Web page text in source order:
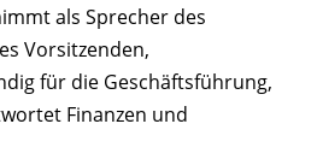
als Sprecher des
Vorsitzenden,
für die Geschäftsführung,
Finanzen und